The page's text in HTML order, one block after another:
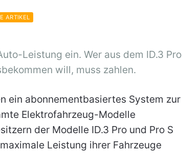
ARTIKEL
Leistung ein. Wer aus dem ID.3 Pro
will, muss zahlen.
ein abonnementbasiertes System zur
Elektrofahrzeug-Modelle
der Modelle ID.3 Pro und Pro S
Leistung ihrer Fahrzeuge